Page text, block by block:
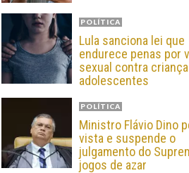
POLÍTICA
Lula sanciona lei que
endurece penas por
sexual contra
adolescentes
POLÍTICA
Ministro Flávio Dino
vista e suspende o
julgamento do
jogos de azar